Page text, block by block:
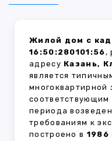
Жилой дом с
16:50:280101:56,
адресу Казань,
является
многоквартирной
соответствующим
периода
требованиям к
построено в 1986